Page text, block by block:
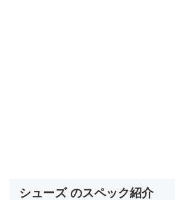
シューズ のスペック紹介